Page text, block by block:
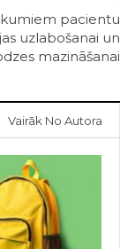
pacientu
uzlabošanai un
mazināšanai
Vairāk No Autora